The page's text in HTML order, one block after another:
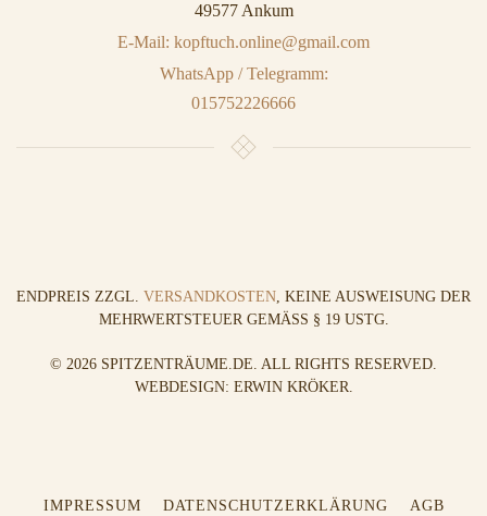
49577 Ankum
E-Mail: kopftuch.online@gmail.com
WhatsApp / Telegramm:
015752226666
ENDPREIS ZZGL. VERSANDKOSTEN, KEINE AUSWEISUNG DER
MEHRWERTSTEUER GEMÄSS § 19 USTG.
© 2026 SPITZENTRÄUME.DE. ALL RIGHTS RESERVED.
WEBDESIGN: ERWIN KRÖKER.
IMPRESSUM DATENSCHUTZERKLÄRUNG AGB